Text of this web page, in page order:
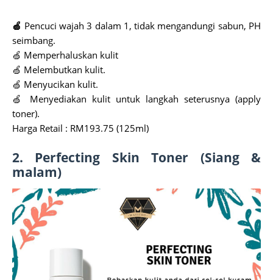
🍏 Pencuci wajah 3 dalam 1, tidak mengandungi sabun, PH
seimbang.
🍏 Memperhaluskan kulit
🍏 Melembutkan kulit.
🍏 Menyucikan kulit.
🍏 Menyediakan kulit untuk langkah seterusnya (apply
toner).
Harga Retail : RM193.75 (125ml)
2. Perfecting Skin Toner (Siang &
malam)